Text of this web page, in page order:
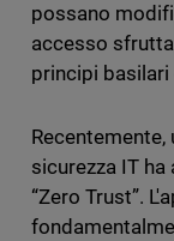
possano
accesso
principi basilari
Recentemente,
sicurezza IT
“Zero Trust”.